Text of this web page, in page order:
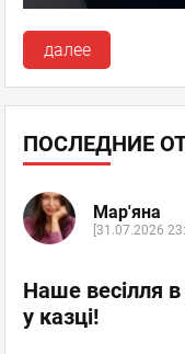
далее
ПОСЛЕДНИЕ
Мар'яна
[31.07.2026
Наше весілля
у казці!